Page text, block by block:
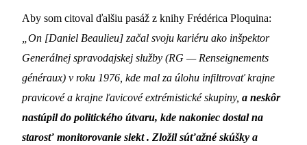
Aby som citoval ďalšiu pasáž z knihy Frédérica Ploquina:
„On [Daniel Beaulieu] začal svoju kariéru ako inšpektor
Generálnej spravodajskej služby (RG — Renseignements
généraux) v roku 1976, kde mal za úlohu infiltrovať krajne
pravicové a krajne ľavicové extrémistické skupiny, a neskôr
nastúpil do politického útvaru, kde nakoniec dostal na
starosť monitorovanie siekt . Zložil súťažné skúšky a